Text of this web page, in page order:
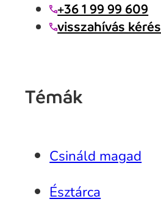
+36 1 99 99 609
visszahívás kérés
Témák
Csináld magad
Észtárca